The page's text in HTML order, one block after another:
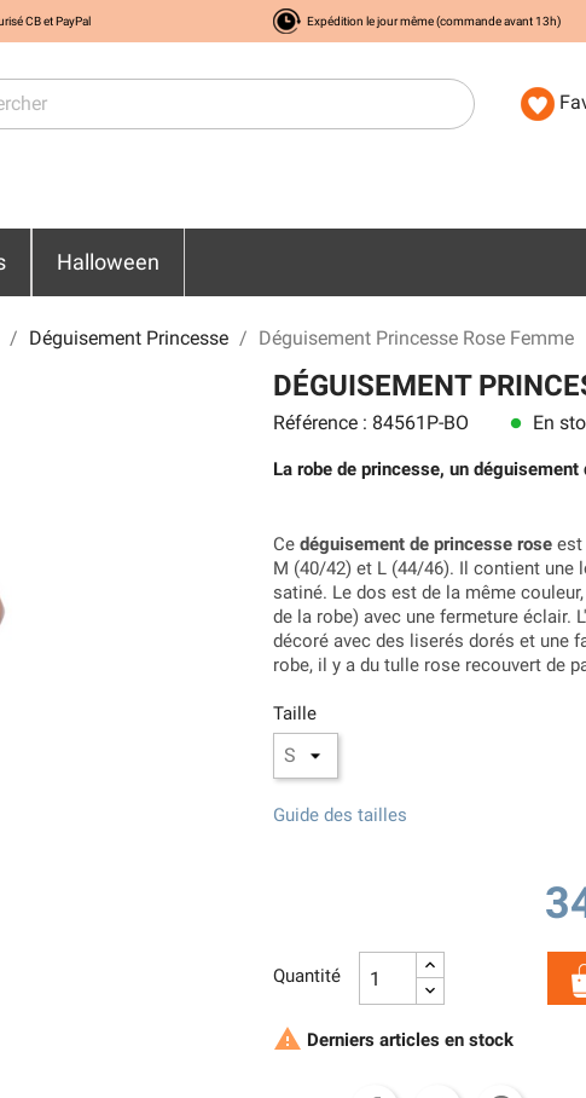
CB et PayPal Expédition le jour même (commande avant 13h)
Halloween
Déguisement Princesse Déguisement Princesse Rose Femme
DÉGUISEMENT
Référence : 84561P-BO lens En
La robe de princesse, un
Ce déguisement de princesse rose est
M (40/42) et L (44/46). Il contient une
satiné. Le dos est de la même
de la robe) avec une fermeture éclair.
décoré avec des liserés dorés et une
robe, il y a du tulle rose recouvert de
Taille
Guide des tailles
Quantité
 Derniers articles en stock